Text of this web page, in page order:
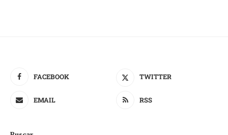
FACEBOOK TWITTER
EMAIL RSS